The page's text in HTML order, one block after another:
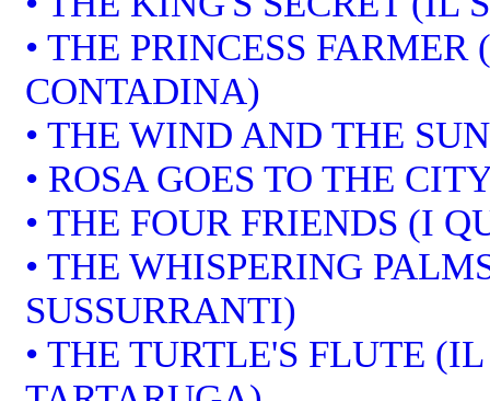
• THE PRINCESS FARMER
CONTADINA)
• THE WIND AND THE
• ROSA GOES TO THE
• THE FOUR FRIENDS (I
• THE WHISPERING
SUSSURRANTI)
• THE TURTLE'S FLUTE